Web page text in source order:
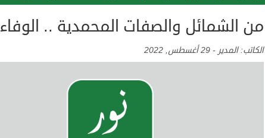
من الشمائل والصفات المحمدية .. الوفاء
الكاتب:المدير - 29 أغسطس, 2022